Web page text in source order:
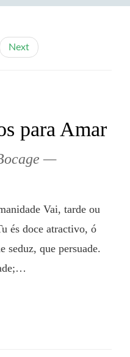
Next
para Amar
és doce atractivo, ó
seduz, que persuade.